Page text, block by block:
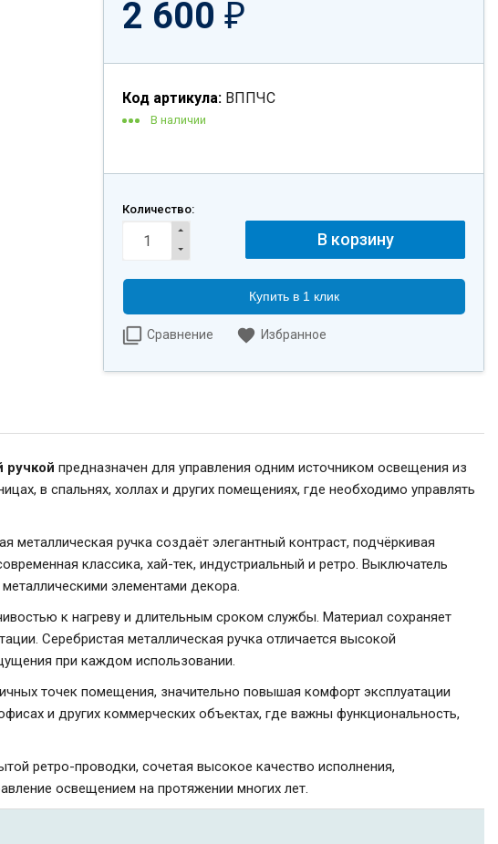
2 600 ₽
Код артикула: ВППЧС
В наличии
Количество:
Купить в 1 клик
Сравнение Избранное
ручкой предназначен для управления одним источником освещения из
в спальнях, холлах и других помещениях, где необходимо управлять
ручка создаёт элегантный контраст, подчёркивая
классика, хай-тек, индустриальный и ретро. Выключатель
элементами декора.
к нагреву и длительным сроком службы. Материал сохраняет
Серебристая металлическая ручка отличается высокой
при каждом использовании.
точек помещения, значительно повышая комфорт эксплуатации
и других коммерческих объектах, где важны функциональность,
ретро-проводки, сочетая высокое качество исполнения,
освещением на протяжении многих лет.